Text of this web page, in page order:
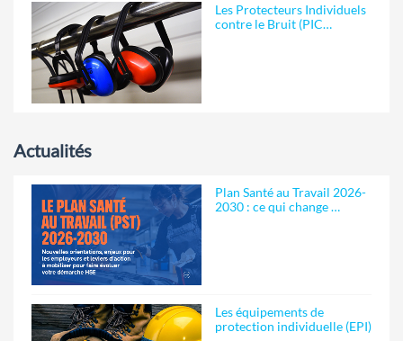
Les Protecteurs Individuels
contre le Bruit (PIC…
Actualités
Plan Santé au Travail 2026-
2030 : ce qui change …
Les équipements de
protection individuelle (EPI)